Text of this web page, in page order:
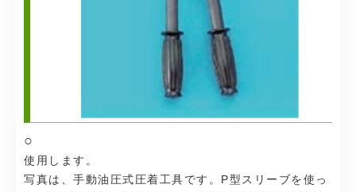
○
使用します。
写真は、手動油圧式圧着工具です。P型スリーブを使っ